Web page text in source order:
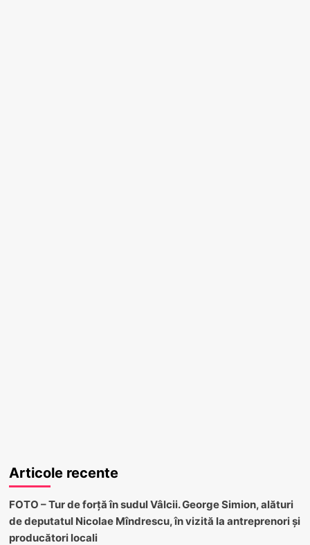
Articole recente
FOTO – Tur de forță în sudul Vâlcii. George Simion, alături
de deputatul Nicolae Mîndrescu, în vizită la antreprenori și
producători locali